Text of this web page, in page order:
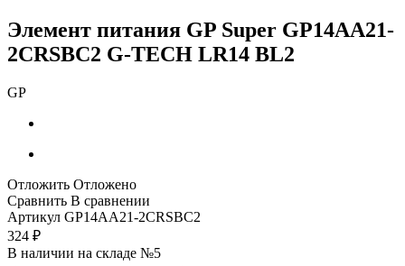
Элемент питания GP Super GP14AA21-
2CRSBC2 G-TECH LR14 BL2
GP
Отложить Отложено
Сравнить В сравнении
Артикул GP14AA21-2CRSBC2
324 ₽
В наличии на складе №5